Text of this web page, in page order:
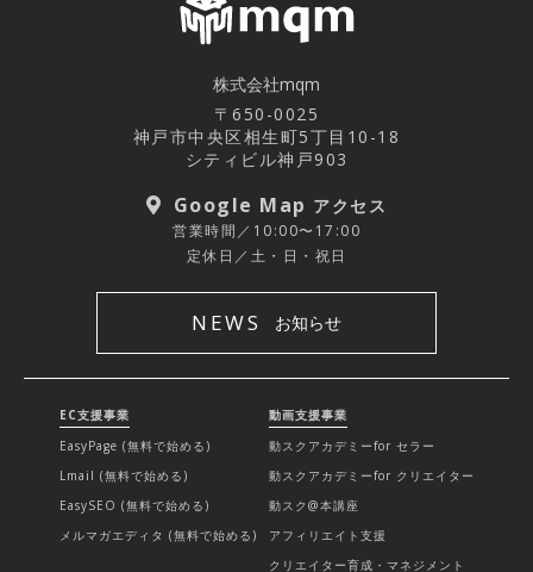
株式会社mqm
〒650-0025
神戸市中央区相生町5丁目10-18
シティビル神戸903
Google Map アクセス
営業時間／10:00〜17:00
定休日／土・日・祝日
NEWS お知らせ
EC支援事業
EasyPage (無料で始める)
Lmail (無料で始める)
EasySEO (無料で始める)
メルマガエディタ (無料で始める)
動画支援事業
動スクアカデミーfor セラー
動スクアカデミーfor クリエイター
動スク@本講座
アフィリエイト支援
クリエイター育成・マネジメント